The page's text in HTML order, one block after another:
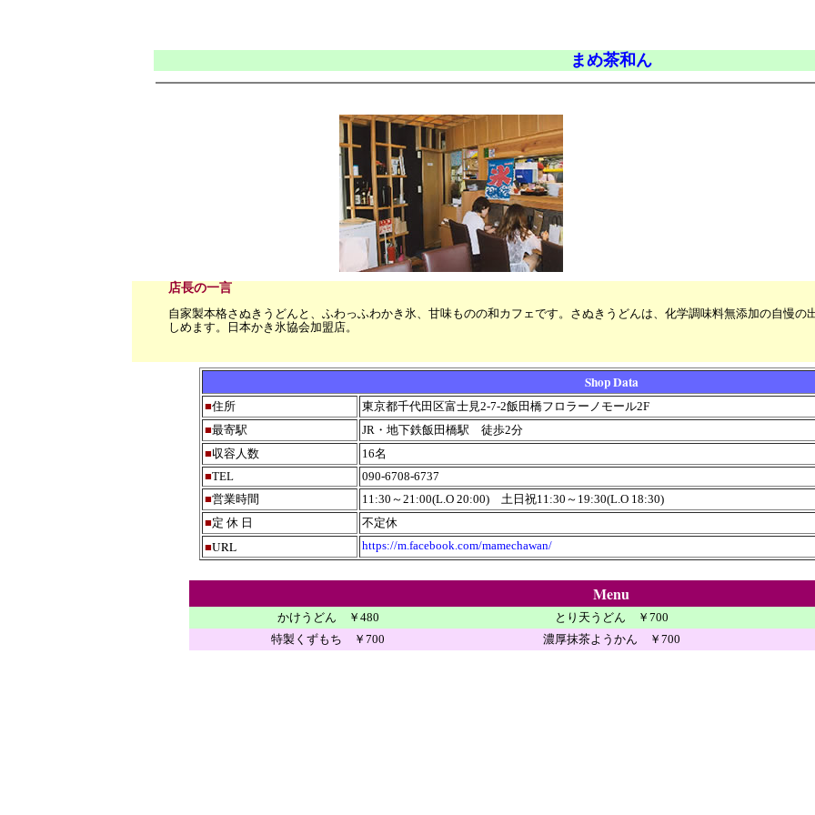
まめ茶和ん
店長の一言
自家製本格さぬきうどんと、ふわっふわかき氷、甘味ものの和カフェです。さぬきうどんは、化学調味料無添加の自慢の
しめます。日本かき氷協会加盟店。
Shop Data
■住所 東京都千代田区富士見2-7-2飯田橋フロラーノモール2F
■最寄駅
JR・地下鉄飯田橋駅 徒歩2分
■収容人数
16名
■TEL
090-6708-6737
■営業時間 11:30～21:00(L.O 20:00) 土日祝11:30～19:30(L.O 18:30)
■定 休 日
不定休
■URL https://m.facebook.com/mamechawan/
Menu
かけうどん ￥480 とり天うどん ￥700
特製くずもち ￥700
濃厚抹茶ようかん ￥700